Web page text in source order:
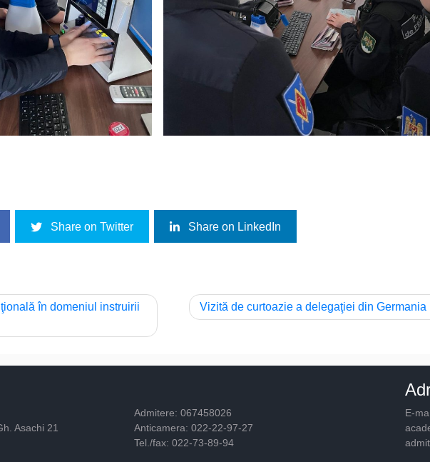
Share on Twitter Share on LinkedIn
în domeniul instruirii
Vizită de curtoazie a delegaţiei din Germania
Asachi 21
Admitere: 067458026
Anticamera: 022-22-97-27
Tel./fax: 022-73-89-94
E-